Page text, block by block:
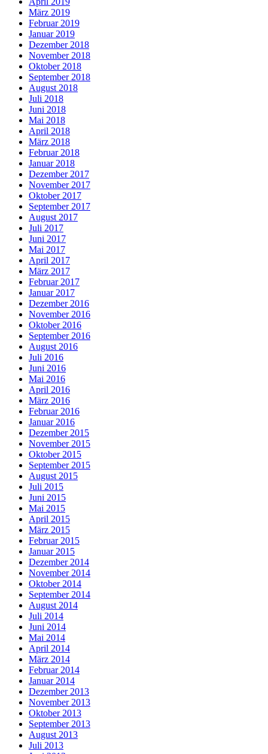
März 2019
Februar 2019
Januar 2019
Dezember 2018
November 2018
Oktober 2018
September 2018
August 2018
Juli 2018
Juni 2018
Mai 2018
April 2018
März 2018
Februar 2018
Januar 2018
Dezember 2017
November 2017
Oktober 2017
September 2017
August 2017
Juli 2017
Juni 2017
Mai 2017
April 2017
März 2017
Februar 2017
Januar 2017
Dezember 2016
November 2016
Oktober 2016
September 2016
August 2016
Juli 2016
Juni 2016
Mai 2016
April 2016
März 2016
Februar 2016
Januar 2016
Dezember 2015
November 2015
Oktober 2015
September 2015
August 2015
Juli 2015
Juni 2015
Mai 2015
April 2015
März 2015
Februar 2015
Januar 2015
Dezember 2014
November 2014
Oktober 2014
September 2014
August 2014
Juli 2014
Juni 2014
Mai 2014
April 2014
März 2014
Februar 2014
Januar 2014
Dezember 2013
November 2013
Oktober 2013
September 2013
August 2013
Juli 2013